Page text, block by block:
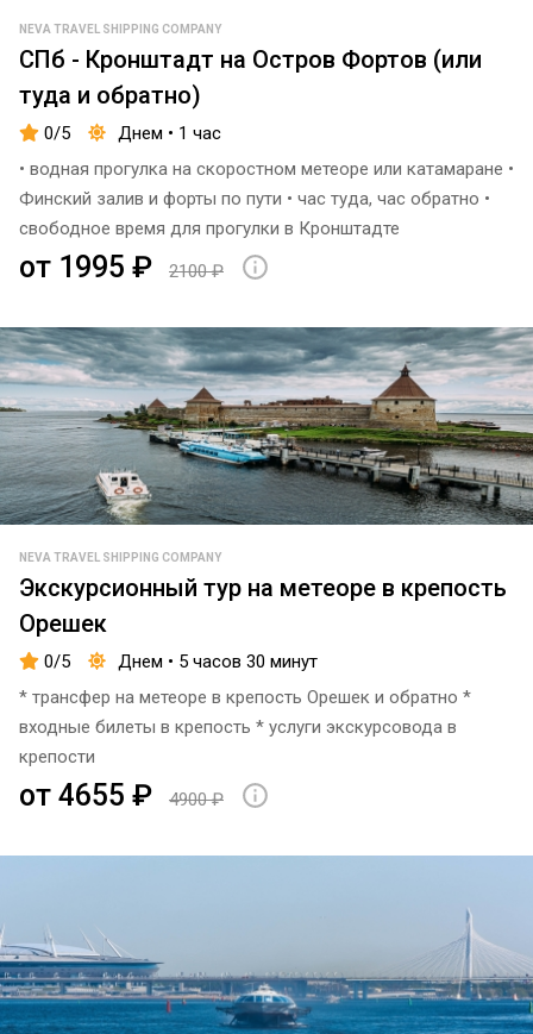
NEVA TRAVEL SHIPPING COMPANY
СПб - Кронштадт на Остров Фортов (или
туда и обратно)
0/5
Днем • 1 час
• водная прогулка на скоростном метеоре или катамаране •
Финский залив и форты по пути • час туда, час обратно •
свободное время для прогулки в Кронштадте
от 1995 ₽ 2100 ₽
NEVA TRAVEL SHIPPING COMPANY
Экскурсионный тур на метеоре в крепость
Орешек
0/5
Днем • 5 часов 30 минут
* трансфер на метеоре в крепость Орешек и обратно *
входные билеты в крепость * услуги экскурсовода в
крепости
от 4655 ₽ 4900 ₽
мост
пристань,
г.
Кронштадт
Причал
Фортов
Фрегат
Благодать
Английская
пристань
Музей
Фаберже
Адмиралтейство
Спуск со львами
Петропавловская
крепость
Кунсткамера
Медный
всадник
(Синий
мост)
Лахта
Кронштадт
В
"Орешек"
Фоновая
музыка
Трансфер
Экскурсовод